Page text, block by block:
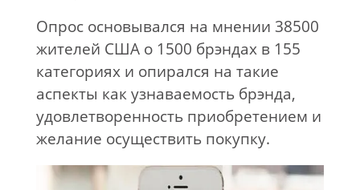
Опрос основывался на мнении 38500
жителей США о 1500 брэндах в 155
категориях и опирался на такие
аспекты как узнаваемость брэнда,
удовлетворенность приобретением и
желание осуществить покупку.